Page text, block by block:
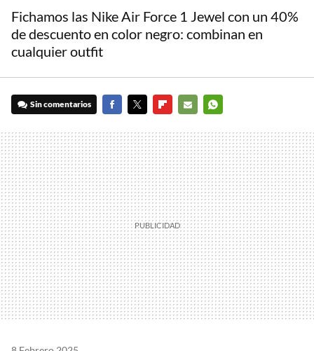
Fichamos las Nike Air Force 1 Jewel con un 40%
de descuento en color negro: combinan en
cualquier outfit
Sin comentarios
MAIL